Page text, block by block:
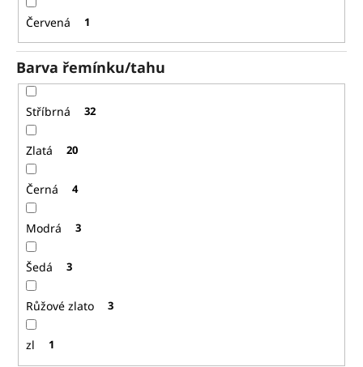
Červená 1
Barva řemínku/tahu
Stříbrná 32
Zlatá 20
Černá 4
Modrá 3
Šedá 3
Růžové zlato 3
zl 1